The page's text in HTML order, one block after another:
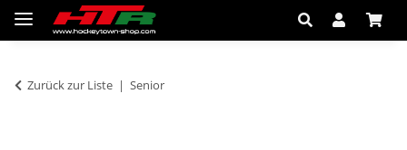
Zurück zur Liste Senior